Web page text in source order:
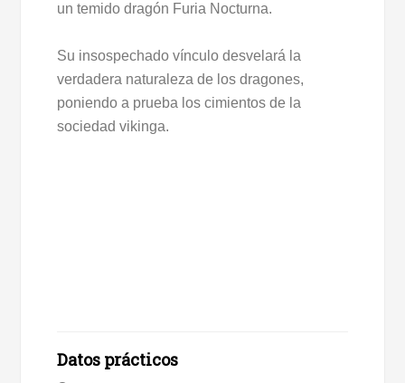
un temido dragón Furia Nocturna.
Su insospechado vínculo desvelará la
verdadera naturaleza de los dragones,
poniendo a prueba los cimientos de la
sociedad vikinga.
Datos prácticos